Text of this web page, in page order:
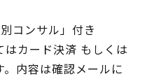
コンサル」付き
カード決済 もしくは
内容は確認メールに